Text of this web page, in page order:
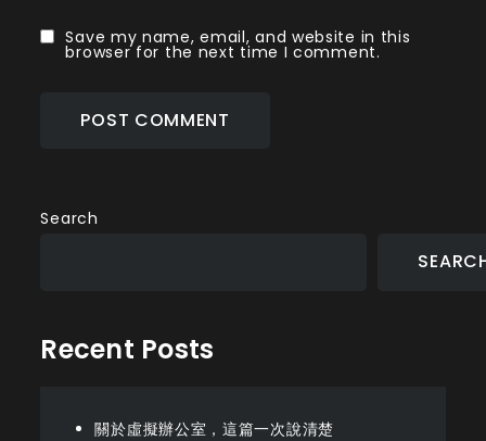
Save my name, email, and website in this
browser for the next time I comment.
Search
Recent Posts
關於虛擬辦公室，這篇一次說清楚